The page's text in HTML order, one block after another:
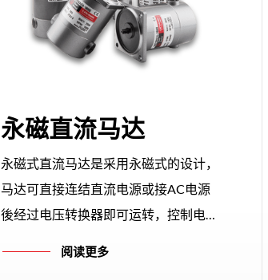
永磁直流马达
永磁式直流马达是采用永磁式的设计，
马达可直接连结直流电源或接AC电源
後经过电压转换器即可运转，控制电压
阅读更多